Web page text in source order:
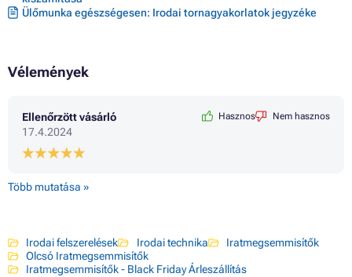
Ülőmunka egészségesen: Irodai tornagyakorlatok jegyzéke
Vélemények
Ellenőrzött vásárló
17.4.2024
Hasznos Nem hasznos
Több mutatása »
Irodai felszerelések Irodai technika
Iratmegsemmisítők
Olcsó Iratmegsemmisítők
Iratmegsemmisítők - Black Friday Árleszállítás